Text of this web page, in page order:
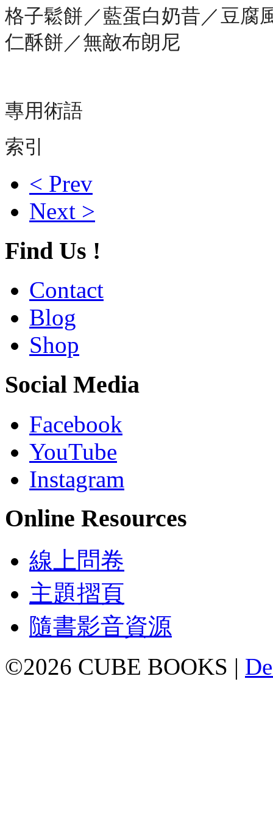
格子鬆餅／藍蛋白奶昔／豆腐
仁酥餅／無敵布朗尼
專用術語
索引
< Prev
Next >
Find Us !
Contact
Blog
Shop
Social Media
Facebook
YouTube
Instagram
Online Resources
線上問卷
主題摺頁
隨書影音資源
©2026 CUBE BOOKS |